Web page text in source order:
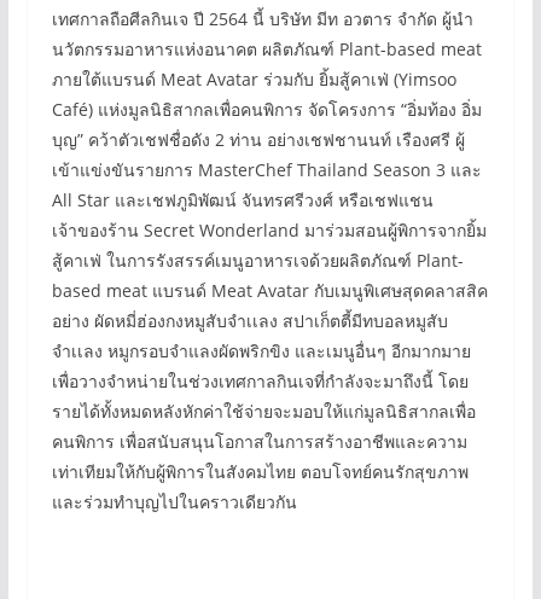
เทศกาลถือศีลกินเจ ปี 2564 นี้ บริษัท มีท อวตาร จำกัด ผู้นำ
นวัตกรรมอาหารแห่งอนาคต ผลิตภัณฑ์ Plant-based meat
ภายใต้แบรนด์ Meat Avatar ร่วมกับ ยิ้มสู้คาเฟ่ (Yimsoo
Café) แห่งมูลนิธิสากลเพื่อคนพิการ จัดโครงการ “อิ่มท้อง อิ่ม
บุญ” คว้าตัวเชฟชื่อดัง 2 ท่าน อย่างเชฟชานนท์ เรืองศรี ผู้
เข้าแข่งขันรายการ MasterChef Thailand Season 3 และ
All Star และเชฟภูมิพัฒน์ จันทรศรีวงศ์ หรือเชฟแชน
เจ้าของร้าน Secret Wonderland มาร่วมสอนผู้พิการจากยิ้ม
สู้คาเฟ่ ในการรังสรรค์เมนูอาหารเจด้วยผลิตภัณฑ์ Plant-
based meat แบรนด์ Meat Avatar กับเมนูพิเศษสุดคลาสสิค
อย่าง ผัดหมี่ฮ่องกงหมูสับจำเเลง สปาเก็ตตี้มีทบอลหมูสับ
จำเเลง หมูกรอบจำแลงผัดพริกขิง และเมนูอื่นๆ อีกมากมาย
เพื่อวางจำหน่ายในช่วงเทศกาลกินเจที่กำลังจะมาถึงนี้ โดย
รายได้ทั้งหมดหลังหักค่าใช้จ่ายจะมอบให้แก่มูลนิธิสากลเพื่อ
คนพิการ เพื่อสนับสนุนโอกาสในการสร้างอาชีพและความ
เท่าเทียมให้กับผู้พิการในสังคมไทย ตอบโจทย์คนรักสุขภาพ
และร่วมทำบุญไปในคราวเดียวกัน